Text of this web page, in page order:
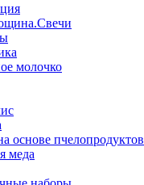
молочко
основе пчелопродуктов
меда